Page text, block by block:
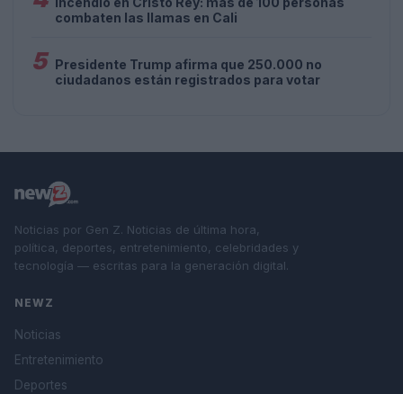
combaten las llamas en Cali
5 Presidente Trump afirma que 250.000 no
ciudadanos están registrados para votar
Noticias por Gen Z. Noticias de última hora,
política, deportes, entretenimiento, celebridades y
tecnología — escritas para la generación digital.
NEWZ
Noticias
Entretenimiento
Deportes